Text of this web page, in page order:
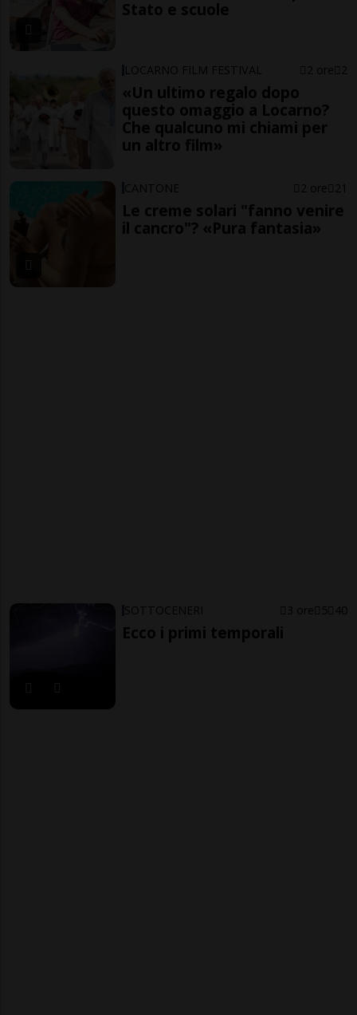
Stato e scuole
LOCARNO FILM FESTIVAL 2 ore 2
«Un ultimo regalo dopo
questo omaggio a Locarno?
Che qualcuno mi chiami per
un altro film»
CANTONE 2 ore 21
Le creme solari "fanno venire
il cancro"? «Pura fantasia»
SOTTOCENERI 3 ore 5 40
Ecco i primi temporali